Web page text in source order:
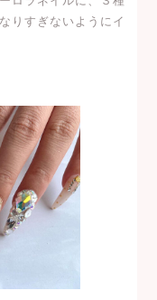
りすぎないようにイ